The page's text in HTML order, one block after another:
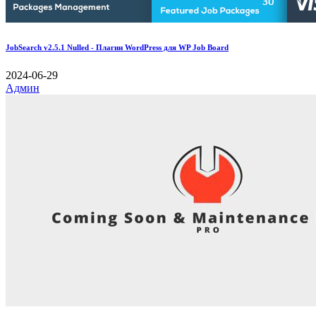
JobSearch v2.5.1 Nulled - Плагин WordPress для WP Job Board
2024-06-29
Админ